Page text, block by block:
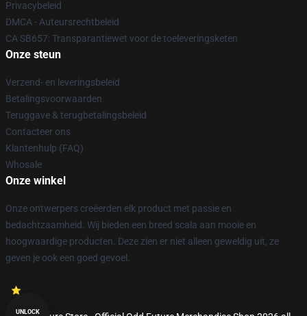
Privacybeleid
DMCA - Auteursrechtbeleid
CA SB657: Transparantiewet voor de toeleveringsketen
Onze steun
Verzend- en leveringsbeleid
Betalingsvoorwaarden
Teruggave & terugbetalingsbeleid
Contacteer ons
Klantenhulp (FAQ)
Whosale
Onze winkel
Onze ontwerpers creëerden elk product met passie en
bedachtzaamheid. Wij bieden een breed scala aan mooie en
hoogwaardige producten. Deze zien er niet alleen geweldig uit, ze
geven je ook een goed gevoel.
UNLOCK